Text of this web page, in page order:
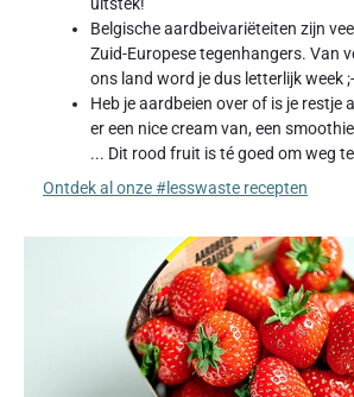
Belgische aardbeivariëteiten zijn
Zuid-Europese tegenhangers. Van
ons land word je dus letterlijk week
Heb je aardbeien over of is je restje
er een nice cream van, een
... Dit rood fruit is té goed om weg
Ontdek al onze #lesswaste recepten